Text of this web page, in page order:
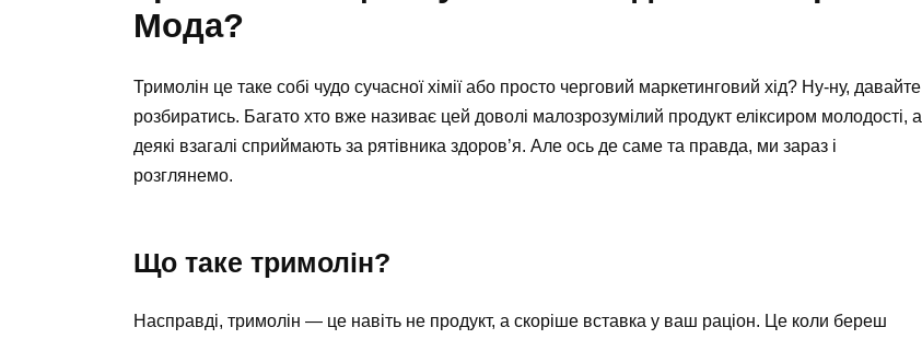
Мода?
Тримолін це таке собі чудо сучасної хімії або просто черговий маркетинговий хід? Ну-ну, давайте
розбиратись. Багато хто вже називає цей доволі малозрозумілий продукт еліксиром молодості, а
деякі взагалі сприймають за рятівника здоров’я. Але ось де саме та правда, ми зараз і
розглянемо.
Що таке тримолін?
Насправді, тримолін — це навіть не продукт, а скоріше вставка у ваш раціон. Це коли береш